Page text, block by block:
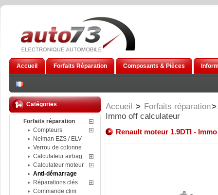
Accueil Forfaits Réparation Composants & Pièces
Catégories
Forfaits réparation
Compteurs
Neiman EZS / ELV
Verrou de colonne
Calculateur airbag
Calculateur moteur
Anti-démarrage
Réparations clés
Commande clim
Accueil > Forfaits réparation>
Immo off calculateur
Renault moteur 1.9DTI -